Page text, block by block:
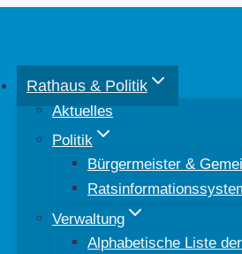
Rathaus & Politik
Aktuelles
Politik
Bürgermeister &
Verwaltung
Alphabetische Liste